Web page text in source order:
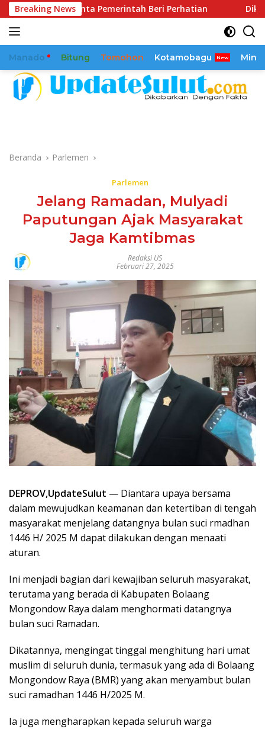
Langsung
ke
konten
Breaking News
Pemerintah Beri Perhatian Dikawal Sejak 2025,
Manado Bitung Tomohon Kotamobagu
Beranda Parlemen
Parlemen
Jelang Ramadan, Mulyadi
Paputungan Ajak Masyarakat
Jaga Kamtibmas
Redaksi US
Februari 27, 2025
DEPROV,UpdateSulut — Diantara upaya bersama
dalam mewujudkan keamanan dan ketertiban di tengah
masyarakat menjelang datangnya bulan suci rmadhan
1446 H/ 2025 M dapat dilakukan dengan menaati
aturan.
Ini menjadi bagian dari kewajiban seluruh masyarakat,
terutama yang berada di Kabupaten Bolaang
Mongondow Raya dalam menghormati datangnya
bulan suci Ramadan.
Dikatannya, mengingat tinggal menghitung hari umat
muslim di seluruh dunia, termasuk yang ada di Bolaang
Mongondow Raya (BMR) yang akan menyambut bulan
suci ramadhan 1446 H/2025 M.
Ia juga mengharapkan kepada seluruh warga